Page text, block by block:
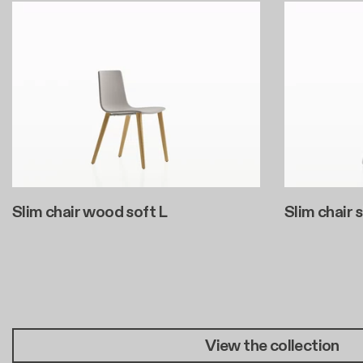
Slim chair wood soft L Slim chair
View the collection